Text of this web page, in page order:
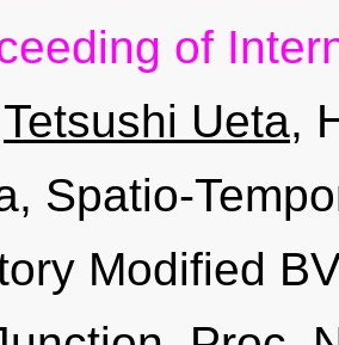
of
Tetsushi Ueta,
Spatio-
Modified